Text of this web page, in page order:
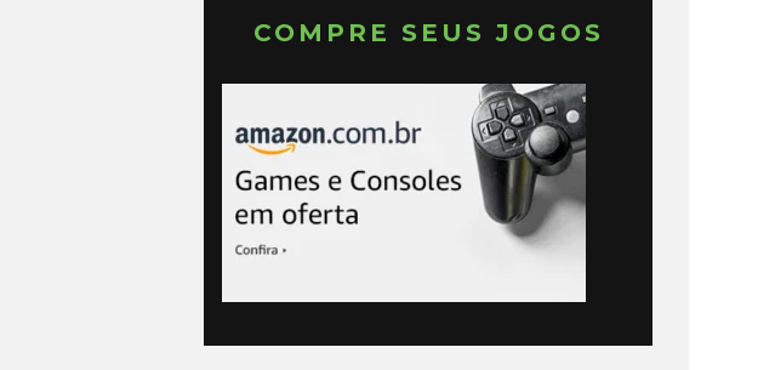
COMPRE SEUS JOGOS